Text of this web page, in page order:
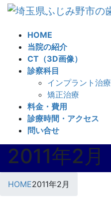
HOME
当院の紹介
CT（3D画像）
診察科目
インプラント治療
矯正治療
料金・費用
診療時間・アクセス
問い合せ
2011年2月
HOME2011年2月